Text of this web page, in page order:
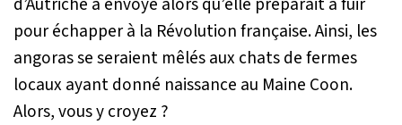
pour échapper à la Révolution française. Ainsi, les
angoras se seraient mêlés aux chats de fermes
locaux ayant donné naissance au Maine Coon.
Alors, vous y croyez ?